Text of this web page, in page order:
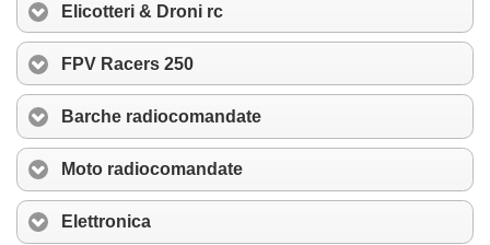
Elicotteri & Droni rc
FPV Racers 250
Barche radiocomandate
Moto radiocomandate
Elettronica